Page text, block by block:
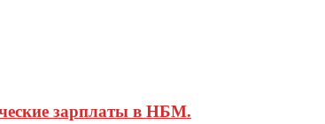
зарплаты в НБМ.